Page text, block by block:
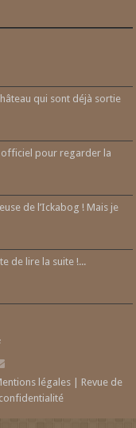
qui sont déjà sortie
officiel pour regarder la
de l’Ickabog ! Mais je
de lire la suite !...
légales
Revue de